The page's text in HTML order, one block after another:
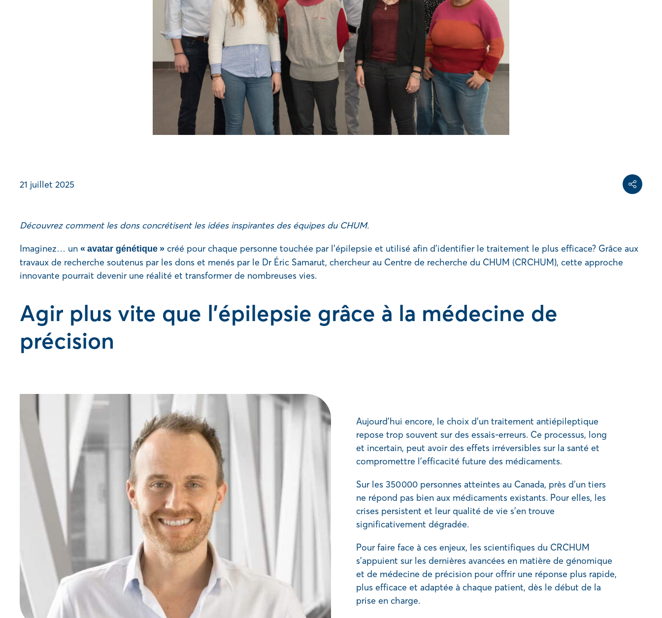
21 juillet 2025 Partager
Découvrez comment les dons concrétisent les idées inspirantes des équipes du CHUM.
Imaginez… un « avatar génétique » créé pour chaque personne touchée par l’épilepsie et utilisé afin d’identifier le traitement le plus efficace? Grâce aux
travaux de recherche soutenus par les dons et menés par le Dr Éric Samarut, chercheur au Centre de recherche du CHUM (CRCHUM), cette approche
innovante pourrait devenir une réalité et transformer de nombreuses vies.
Agir plus vite que l’épilepsie grâce à la médecine de
précision
Aujourd’hui encore, le choix d’un traitement antiépileptique
repose trop souvent sur des essais-erreurs. Ce processus, long
et incertain, peut avoir des effets irréversibles sur la santé et
compromettre l’efficacité future des médicaments.
Sur les 350 000 personnes atteintes au Canada, près d’un tiers
ne répond pas bien aux médicaments existants. Pour elles, les
crises persistent et leur qualité de vie s’en trouve
significativement dégradée.
Pour faire face à ces enjeux, les scientifiques du CRCHUM
s’appuient sur les dernières avancées en matière de génomique
et de médecine de précision pour offrir une réponse plus rapide,
plus efficace et adaptée à chaque patient, dès le début de la
prise en charge.